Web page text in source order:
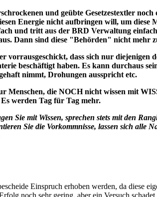
und geübte Gesetzestextler
Energie nicht aufbringen will, um diese
und tritt aus der BRD Verwaltung
Dann sind diese "Behörden" nicht mehr
vorrausgeschickt, dass sich nur diejenigen
beschäftigt haben. Es kann durchaus
nimmt, Drohungen ausspricht etc.
Menschen, die NOCH nicht wissen mit
werden Tag für Tag mehr.
Sie mit Wissen, sprechen stets mit den
Sie die Vorkommnisse, lassen sich alle
Einspruch erhoben werden, da diese